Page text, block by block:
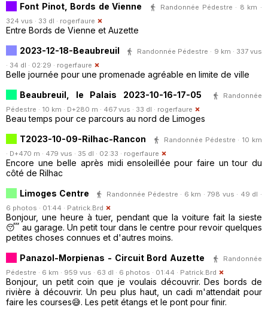
Font Pinot, Bords de Vienne
Randonnée Pédestre · 8 km ·
324 vus · 33 dl · rogerfaure
Entre Bords de Vienne et Auzette
2023-12-18-Beaubreuil
Randonnée Pédestre · 9 km · 337 vus
· 34 dl · 02:29 · rogerfaure
Belle journée pour une promenade agréable en limite de ville
Beaubreuil, le Palais 2023-10-16-17-05
Randonnée
Pédestre · 10 km · D+280 m · 467 vus · 33 dl · rogerfaure
Beau temps pour ce parcours au nord de Limoges
T2023-10-09-Rilhac-Rancon
Randonnée Pédestre · 10 km
· D+470 m · 479 vus · 35 dl · 02:33 · rogerfaure
Encore une belle après midi ensoleillée pour faire un tour du
côté de Rilhac
Limoges Centre
Randonnée Pédestre · 6 km · 798 vus · 49 dl ·
6 photos · 01:44 · Patrick.Brd
Bonjour, une heure à tuer, pendant que la voiture fait la sieste
😴 au garage. Un petit tour dans le centre pour revoir quelques
petites choses connues et d'autres moins.
Panazol-Morpienas - Circuit Bord Auzette
Randonnée
Pédestre · 6 km · 959 vus · 63 dl · 6 photos · 01:44 · Patrick.Brd
Bonjour, un petit coin que je voulais découvrir. Des bords de
rivière à découvrir. Un peu plus haut, un cadi m'attendait pour
faire les courses😅. Les petit étangs et le pont pour finir.